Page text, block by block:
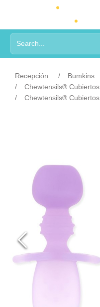
Recepción
Bumkins
Chewtensils®
Chewtensils®